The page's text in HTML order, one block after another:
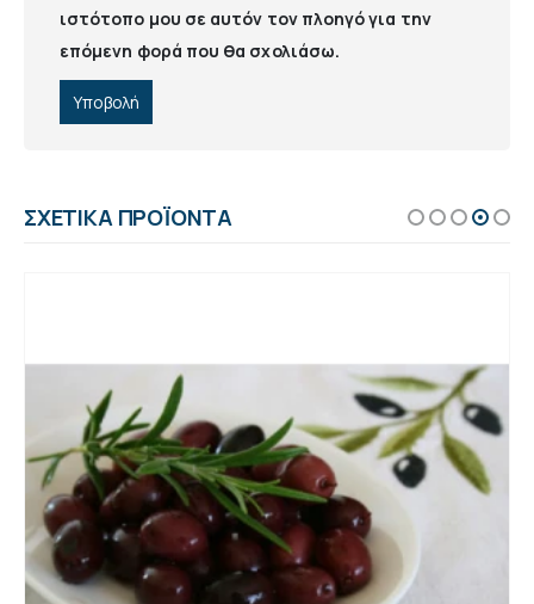
ιστότοπο μου σε αυτόν τον πλοηγό για την
επόμενη φορά που θα σχολιάσω.
ΣΧΕΤΙΚΆ ΠΡΟΪΌΝΤΑ